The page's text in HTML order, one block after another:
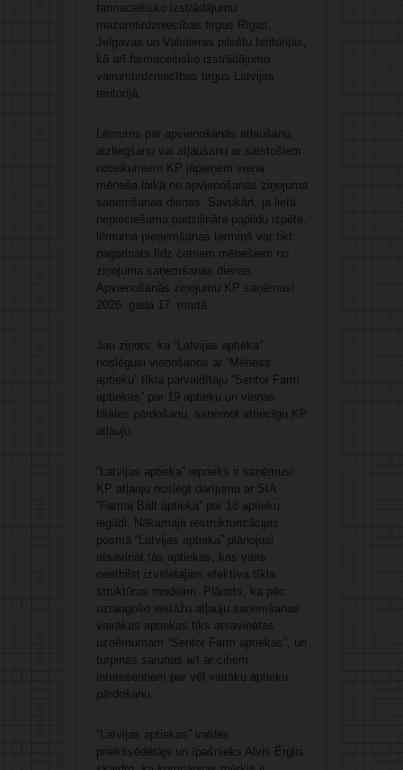
farmaceitisko izstrādājumu
mazumtirdzniecības tirgus Rīgas,
Jelgavas un Valmieras pilsētu teritorijās,
kā arī farmaceitisko izstrādājumu
vairumtirdzniecības tirgus Latvijas
teritorijā.
Lēmums par apvienošanās atļaušanu,
aizliegšanu vai atļaušanu ar saistošiem
noteikumiem KP jāpieņem viena
mēneša laikā no apvienošanās ziņojuma
saņemšanas dienas. Savukārt, ja lietā
nepieciešama padziļināta papildu izpēte,
lēmuma pieņemšanas termiņš var tikt
pagarināts līdz četriem mēnešiem no
ziņojuma saņemšanas dienas.
Apvienošanās ziņojumu KP saņēmusi
2026. gada 17. martā.
Jau ziņots, ka “Latvijas aptieka”
noslēgusi vienošanos ar “Mēness
aptieku” tīkla pārvaldītāju “Sentor Farm
aptiekas” par 19 aptieku un vienas
filiāles pārdošanu, saņemot attiecīgu KP
atļauju.
“Latvijas aptieka” iepriekš ir saņēmusi
KP atļauju noslēgt darījumu ar SIA
“Farma Balt aptieka” par 18 aptieku
iegādi. Nākamajā restrukturizācijas
posmā “Latvijas aptieka” plānojusi
atsavināt tās aptiekas, kas vairs
neatbilst izvēlētajam efektīva tīkla
struktūras modelim. Plānots, ka pēc
uzraugošo iestāžu atļauju saņemšanas
vairākas aptiekas tiks atsavinātas
uzņēmumam “Sentor Farm aptiekas”, un
turpinās sarunas arī ar citiem
interesentiem par vēl vairāku aptieku
pārdošanu.
“Latvijas aptiekas” valdes
priekšsēdētājs un īpašnieks Alvis Ērglis